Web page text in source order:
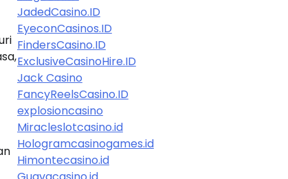
JadedCasino.ID
EyeconCasinos.ID
FindersCasino.ID
ExclusiveCasinoHire.ID
Jack Casino
FancyReelsCasino.ID
explosioncasino
Miracleslotcasino.id
Hologramcasinogames.id
Himontecasino.id